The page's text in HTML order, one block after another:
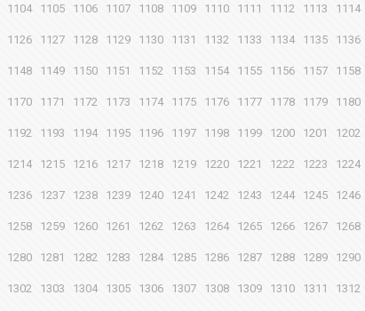
1104 1105 1106 1107 1108 1109 1110 1111 1112 1113 1114
1126 1127 1128 1129 1130 1131 1132 1133 1134 1135 1136
1148 1149 1150 1151 1152 1153 1154 1155 1156 1157 1158
1170 1171 1172 1173 1174 1175 1176 1177 1178 1179 1180
1192 1193 1194 1195 1196 1197 1198 1199 1200 1201 1202
1214 1215 1216 1217 1218 1219 1220 1221 1222 1223 1224
1236 1237 1238 1239 1240 1241 1242 1243 1244 1245 1246
1258 1259 1260 1261 1262 1263 1264 1265 1266 1267 1268
1280 1281 1282 1283 1284 1285 1286 1287 1288 1289 1290
1302 1303 1304 1305 1306 1307 1308 1309 1310 1311 1312